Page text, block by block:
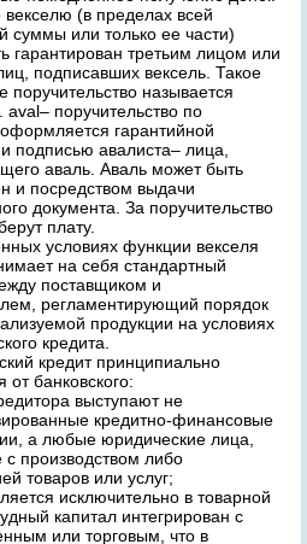
(в пределах всей
суммы или только ее части)
гарантирован третьим лицом или
подписавших вексель. Такое
поручительство называется
поручительство по
гарантийной
подписью авалиста– лица,
аваль. Аваль может быть
и посредством выдачи
документа. За поручительство
плату.
условиях функции векселя
на себя стандартный
поставщиком и
регламентирующий порядок
продукции на условиях
кредита.
кредит принципиально
от банковского:
выступают не
кредитно-финансовые
а любые юридические лица,
с производством либо
товаров или услуг;
исключительно в товарной
капитал интегрирован с
или торговым, что в